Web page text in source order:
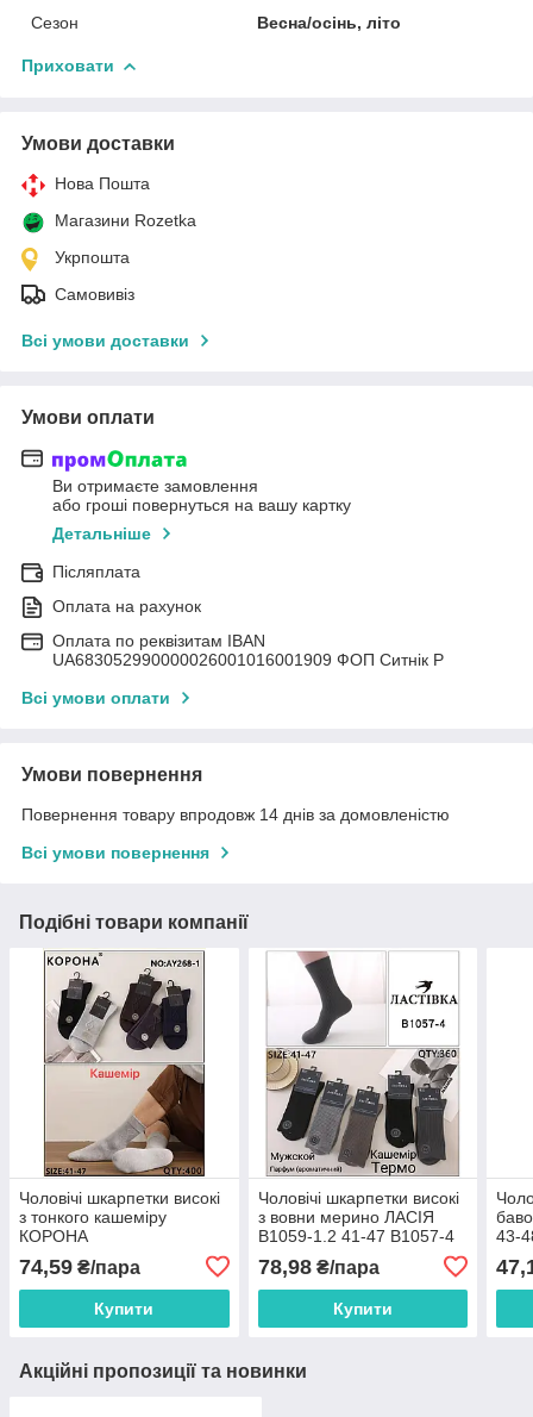
Сезон
Весна/осінь, літо
Приховати
Умови доставки
Нова Пошта
Магазини Rozetka
Укрпошта
Самовивіз
Всі умови доставки
Умови оплати
Ви отримаєте замовлення
або гроші повернуться на вашу картку
Детальніше
Післяплата
Оплата на рахунок
Оплата по реквізитам IBAN
UА683052990000026001016001909 ФОП Ситнік Р
Всі умови оплати
Умови повернення
Повернення товару впродовж 14 днів за домовленістю
Всі умови повернення
Подібні товари компанії
Чоловічі шкарпетки високі
з тонкого кашеміру
КОРОНА
AY326,217,175.216 41-47
асорті AY268-1
74,59 ₴/пара
Купити
Чоловічі шкарпетки високі
з вовни мерино ЛАСІЯ
В1059-1.2 41-47 В1057-4
78,98₴/пара
Купити
43-
Акційні пропозиції та новинки